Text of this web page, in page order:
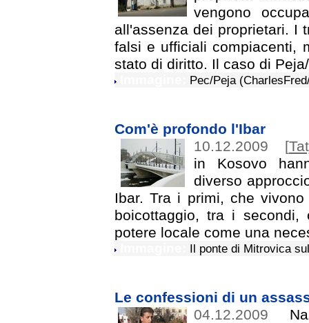
vengono
all'assenza dei proprietari. I
falsi e ufficiali compiacenti,
stato di diritto. Il caso di
Pec/Peja
Com'è profondo l'Ibar
10.12.2009
[
in Kosovo
diverso
Ibar. Tra i primi, che
boicottaggio, tra i
potere locale come una
Il ponte di Mitrovica
Le confessioni di un
04.12.2009